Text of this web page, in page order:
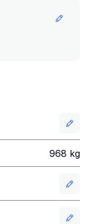
968 kg